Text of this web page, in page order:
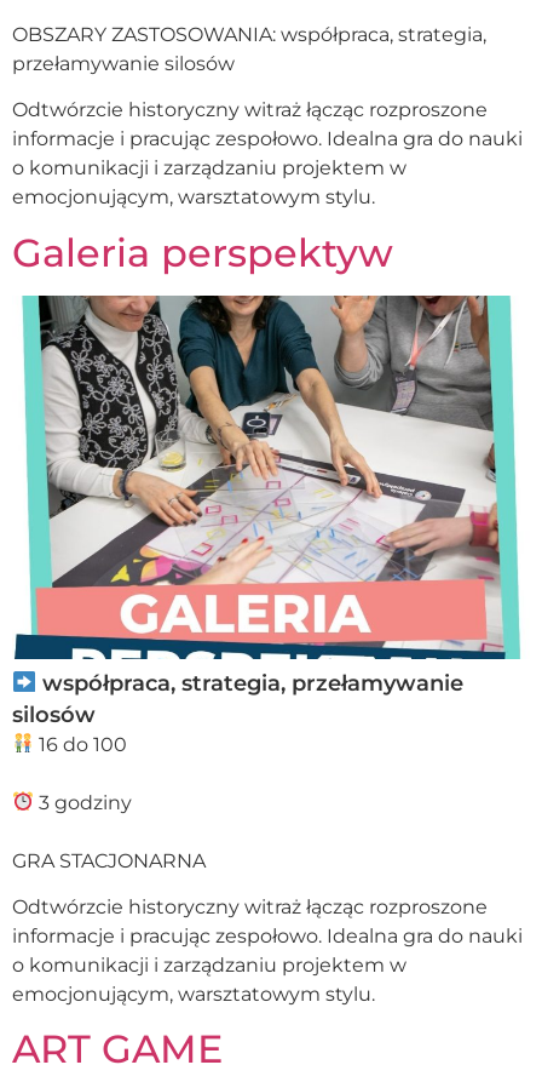
OBSZARY ZASTOSOWANIA: współpraca, strategia,
przełamywanie silosów
Odtwórzcie historyczny witraż łącząc rozproszone
informacje i pracując zespołowo. Idealna gra do nauki
o komunikacji i zarządzaniu projektem w
emocjonującym, warsztatowym stylu.
Galeria perspektyw
współpraca, strategia, przełamywanie
silosów
16 do 100
3 godziny
GRA STACJONARNA
Odtwórzcie historyczny witraż łącząc rozproszone
informacje i pracując zespołowo. Idealna gra do nauki
o komunikacji i zarządzaniu projektem w
emocjonującym, warsztatowym stylu.
ART GAME